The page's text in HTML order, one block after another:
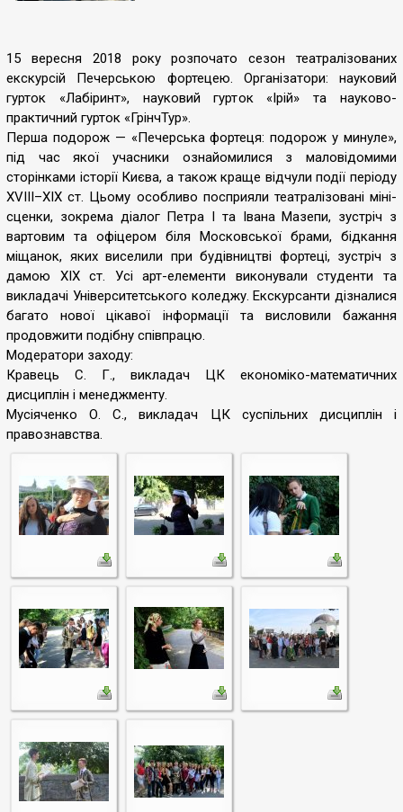
15 вересня 2018 року розпочато сезон театралізованих
екскурсій Печерською фортецею. Організатори: науковий
гурток «Лабіринт», науковий гурток «Ірій» та науково-
практичний гурток «ГрінчТур».
Перша подорож — «Печерська фортеця: подорож у минуле»,
під час якої учасники ознайомилися з маловідомими
сторінками історії Києва, а також краще відчули події періоду
ХVIII–XIX ст. Цьому особливо посприяли театралізовані міні-
сценки, зокрема діалог Петра І та Івана Мазепи, зустріч з
вартовим та офіцером біля Московської брами, бідкання
міщанок, яких виселили при будівництві фортеці, зустріч з
дамою ХІХ ст. Усі арт-елементи виконували студенти та
викладачі Університетського коледжу. Екскурсанти дізналися
багато нової цікавої інформації та висловили бажання
продовжити подібну співпрацю.
Модератори заходу:
Кравець С. Г., викладач ЦК економіко-математичних
дисциплін і менеджменту.
Мусіяченко О. С., викладач ЦК суспільних дисциплін і
правознавства.